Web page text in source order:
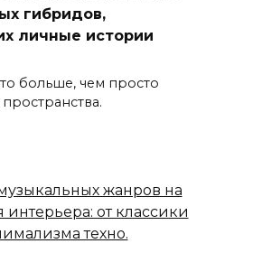
гибридов,
личные истории
больше, чем просто